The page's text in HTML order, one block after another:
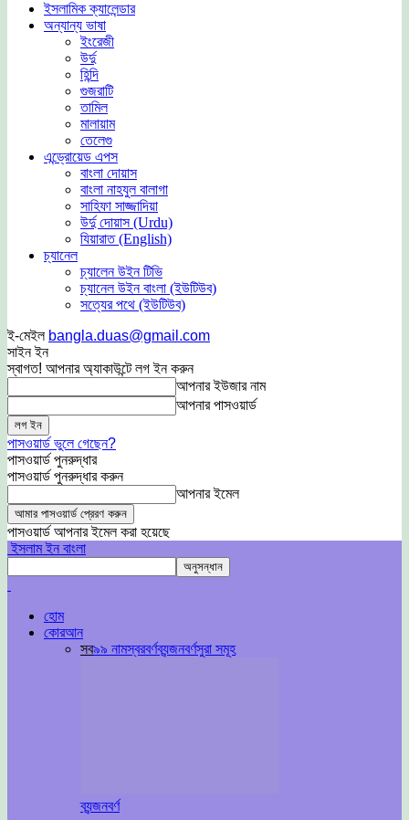
ইসলামিক ক্যালেন্ডার
অন্যান্য ভাষা
ইংরেজী
উর্দু
হিন্দি
গুজরাটি
তামিল
মালায়াম
তেলেগু
এন্ড্রোয়েড এপস
বাংলা দোয়াস
বাংলা নাহযুল বালাগা
সাহিফা সাজ্জাদিয়া
উর্দু দোয়াস (Urdu)
যিয়ারাত (English)
চ্যানেল
চ্যালেন উইন টিভি
চ্যানেল উইন বাংলা (ইউটিউব)
সত্যের পথে (ইউটিউব)
ই-মেইল bangla.duas@gmail.com
সাইন ইন
স্বাগত! আপনার অ্যাকাউন্টে লগ ইন করুন
আপনার ইউজার নাম
আপনার পাসওয়ার্ড
পাসওয়ার্ড ভুলে গেছেন?
পাসওয়ার্ড পুনরুদ্ধার
পাসওয়ার্ড পুনরুদ্ধার করুন
আপনার ইমেল
পাসওয়ার্ড আপনার ইমেল করা হয়েছে
ইসলাম ইন বাংলা
হোম
কোরআন
সব৯৯ নামস্বরবর্ণব্যন্জনবর্ণসুরা সমূহ
ব্যন্জনবর্ণ